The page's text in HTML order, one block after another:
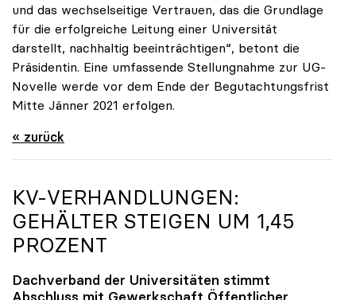
und das wechselseitige Vertrauen, das die Grundlage
für die erfolgreiche Leitung einer Universität
darstellt, nachhaltig beeinträchtigen“, betont die
Präsidentin. Eine umfassende Stellungnahme zur UG-
Novelle werde vor dem Ende der Begutachtungsfrist
Mitte Jänner 2021 erfolgen.
« zurück
KV-VERHANDLUNGEN:
GEHÄLTER STEIGEN UM 1,45
PROZENT
Dachverband der Universitäten stimmt